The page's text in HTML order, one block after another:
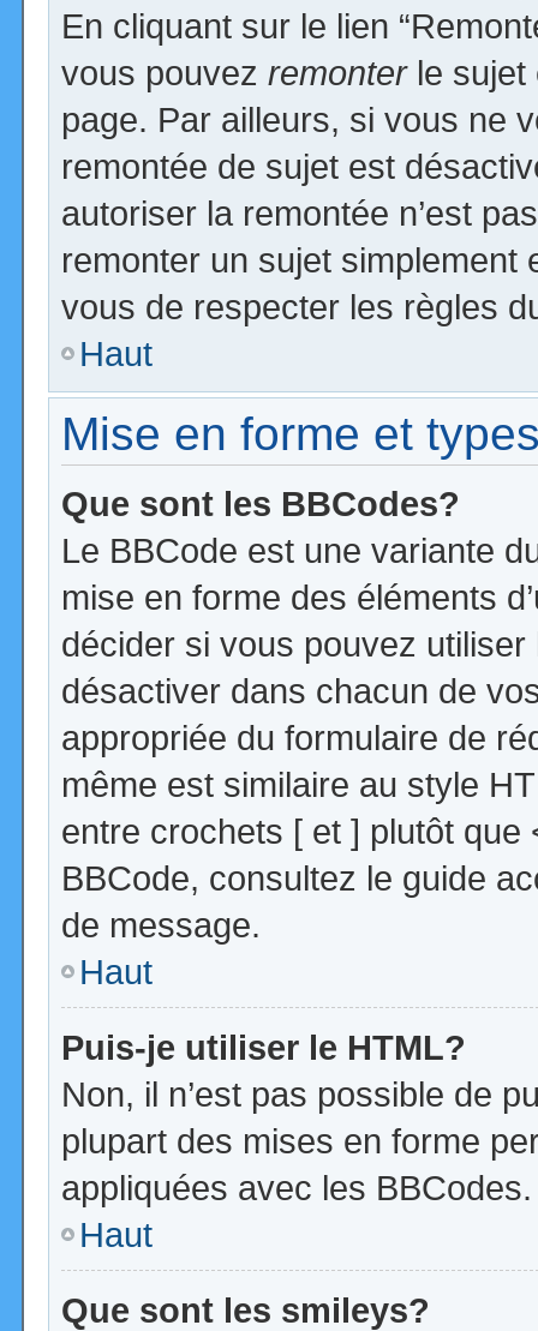
En cliquant sur le lien
vous pouvez remonterle sujet
page. Par ailleurs, si vous ne
remontée de sujet est
autoriser la remontée n’est
remonter un sujet
vous de respecter les règles
Haut
Mise en forme et
Que sont les BBCodes?
Le BBCode est une variante
mise en forme des éléments
décider si vous pouvez
désactiver dans chacun de
appropriée du formulaire de
même est similaire au style
entre crochets [ et ] plutôt que
BBCode, consultez le guide
de message.
Haut
Puis-je utiliser le HTML?
Non, il n’est pas possible de
plupart des mises en forme
appliquées avec les BBCodes.
Haut
Que sont les smileys?